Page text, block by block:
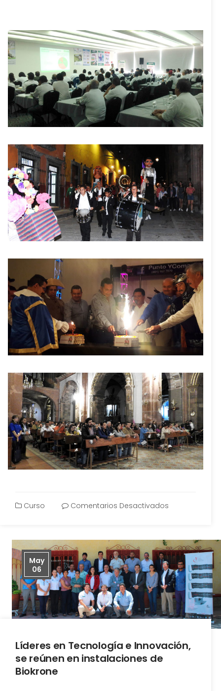
Curso Comentarios Desactivados
May
06
Líderes en Tecnología e Innovación,
se reúnen en instalaciones de
Biokrone